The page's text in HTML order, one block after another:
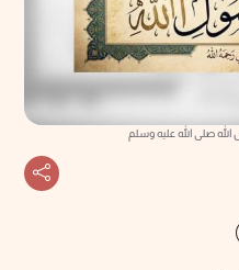
صلى الله عليه وسلم